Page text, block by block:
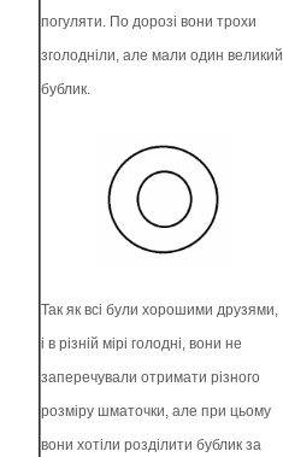
погуляти. По дорозі вони трохи
зголодніли, але мали один великий
бублик.
Так як всі були хорошими друзями,
і в різній мірі голодні, вони не
заперечували отримати різного
розміру шматочки, але при цьому
вони хотіли розділити бублик за